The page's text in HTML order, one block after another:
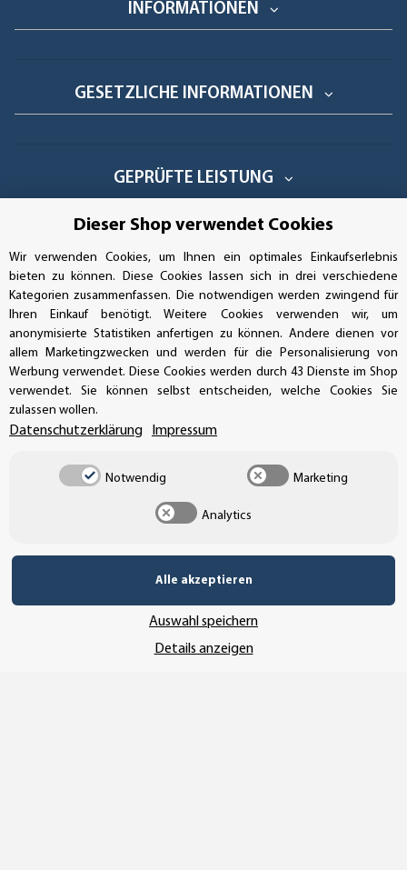
INFORMATIONEN
GESETZLICHE INFORMATIONEN
GEPRÜFTE LEISTUNG
AUFKLEBERDEALER STORE
Handwerkerring 1, D-39326 Wolmirstedt
Bestellungen/Support: +49 (0)39-201-28-98-10
Buchhaltung: +49 (0)39-201-28-98-17
info@aufkleberdealer.de
UNSER AFFILIATE-PROGRAMM
UNSERE ZAHLUNGSARTEN*
Dieser Shop verwendet Cookies
Wir verwenden Cookies, um Ihnen ein optimales Einkaufserlebnis
bieten zu können. Diese Cookies lassen sich in drei verschiedene
Kategorien zusammenfassen. Die notwendigen werden zwingend für
Ihren Einkauf benötigt. Weitere Cookies verwenden wir, um
anonymisierte Statistiken anfertigen zu können. Andere dienen vor
allem Marketingzwecken und werden für die Personalisierung von
Werbung verwendet. Diese Cookies werden durch 43 Dienste im Shop
verwendet. Sie können selbst entscheiden, welche Cookies Sie
zulassen wollen.
Datenschutzerklärung Impressum
Notwendig Marketing
Analytics
Alle akzeptieren
Auswahl speichern
Details anzeigen